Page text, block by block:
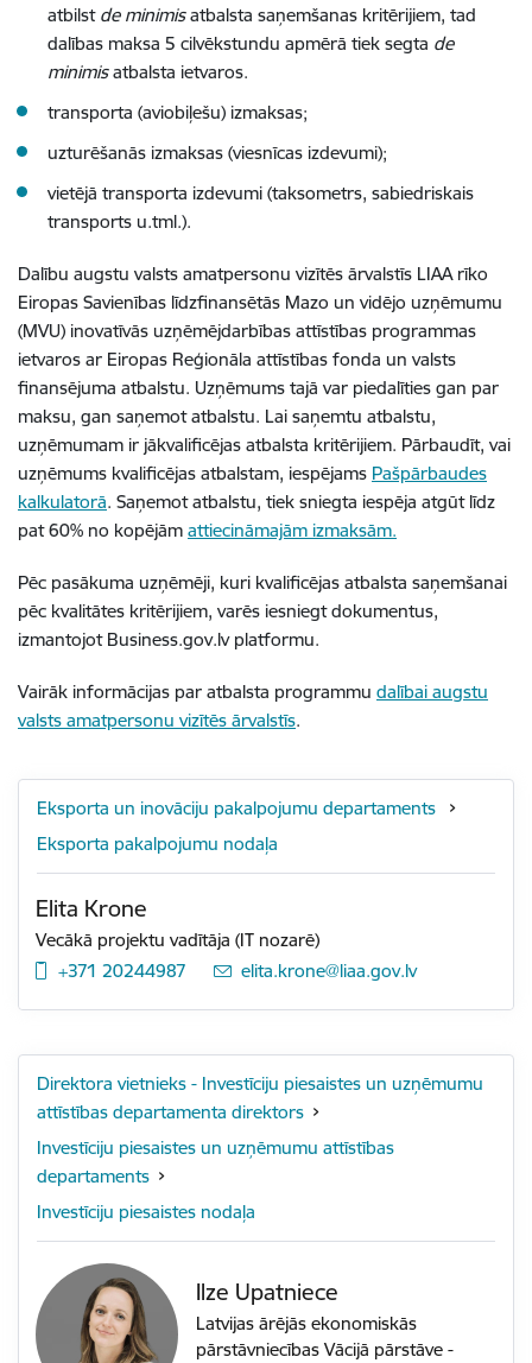
atbilst de minimisatbalsta saņemšanas kritērijiem, tad
dalības maksa 5 cilvēkstundu apmērā tiek segta de
minimisatbalsta ietvaros.
transporta (aviobiļešu) izmaksas;
uzturēšanās izmaksas (viesnīcas izdevumi);
vietējā transporta izdevumi (taksometrs, sabiedriskais
transports u.tml.).
Dalību augstu valsts amatpersonu vizītēs ārvalstīs LIAA rīko
Eiropas Savienības līdzfinansētās Mazo un vidējo uzņēmumu
(MVU) inovatīvās uzņēmējdarbības attīstības programmas
ietvaros ar Eiropas Reģionāla attīstības fonda un valsts
finansējuma atbalstu. Uzņēmums tajā var piedalīties gan par
maksu, gan saņemot atbalstu. Lai saņemtu atbalstu,
uzņēmumam ir jākvalificējas atbalsta kritērijiem. Pārbaudīt, vai
uzņēmums kvalificējas atbalstam, iespējams Pašpārbaudes
kalkulatorā. Saņemot atbalstu, tiek sniegta iespēja atgūt līdz
pat 60% no kopējām attiecināmajām izmaksām.
Pēc pasākuma uzņēmēji, kuri kvalificējas atbalsta saņemšanai
pēc kvalitātes kritērijiem, varēs iesniegt dokumentus,
izmantojot Business.gov.lv platformu.
Vairāk informācijas par atbalsta programmu dalībai augstu
valsts amatpersonu vizītēs ārvalstīs.
Eksporta un inovāciju pakalpojumu departaments
Eksporta pakalpojumu nodaļa
Elita Krone
Vecākā projektu vadītāja (IT nozarē)
+371 20244987
E-pasts:
elita.krone@liaa.gov.lv
Direktora vietnieks - Investīciju piesaistes un uzņēmumu
attīstības departamenta direktors
Investīciju piesaistes un uzņēmumu attīstības
departaments
Investīciju piesaistes nodaļa
Ilze Upatniece
Latvijas ārējās ekonomiskās
pārstāvniecības Vācijā pārstāve -